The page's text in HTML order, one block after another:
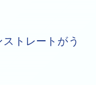
トレートがう